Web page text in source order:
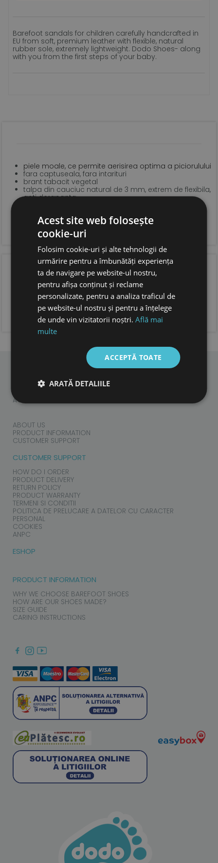
Barefoot sandals for children carefully handcrafted in
EU from soft, premium leather with flexible, natural
rubber sole, extremely lightweight. Dodo Shoes- along
with you from the first steps of your baby.
piele moale, ce permite aerisirea optima a piciorulului
fara captuseala, fara intarituri
brant tabacit vegetal
talpa din cauciuc natural de 3 mm, extrem de flexibila,
anti derapanta
sistem de inchidere tip velcro pentru o fixare optima
forma anatomica pentru copii, cu spatiu suficient
pentru degetele.
foarte usoare
OPINIA CLIENTILOR
ADAUGA OPINIA TA
CHILDREN
ACCESORIES
ABOUT US
PRODUCT INFORMATION
CUSTOMER SUPPORT
CUSTOMER SUPPORT
HOW DO I ORDER
PRODUCT DELIVERY
RETURN POLICY
PRODUCT WARRANTY
TERMENI SI CONDITII
POLITICA DE PRELUCARE A DATELOR CU CARACTER
PERSONAL
COOKIES
ANPC
ESHOP
PRODUCT INFORMATION
WHY WE CHOOSE BAREFOOT SHOES
HOW ARE OUR SHOES MADE?
SIZE GUIDE
CARING INSTRUCTIONS
Acest site web folosește
cookie-uri
Folosim cookie-uri și alte tehnologii de
urmărire pentru a îmbunătăți experiența
ta de navigare pe website-ul nostru,
pentru afișa conținut și reclame
personalizate, pentru a analiza traficul de
pe website-ul nostru și pentru a înțelege
de unde vin vizitatorii noștri.Află mai
multe
ACCEPTĂ TOATE
ARATĂ DETALIILE